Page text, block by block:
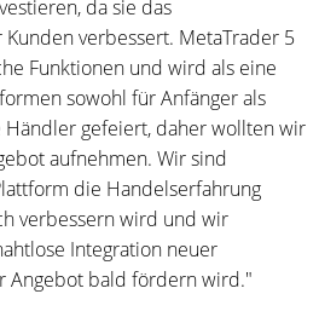
da sie das
verbessert. MetaTrader 5
Funktionen und wird als eine
sowohl für Anfänger als
gefeiert, daher wollten wir
aufnehmen. Wir sind
die Handelserfahrung
verbessern wird und wir
Integration neuer
Angebot bald fördern wird."